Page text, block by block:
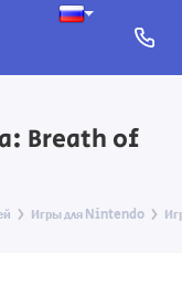
Breath of
Игры для Nintendo